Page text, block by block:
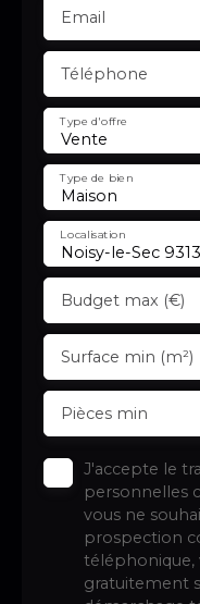
Email
Téléphone
Vente
Type d'offre
Maison
Type de bien
Noisy-le-Sec
Localisation
Budget max (€)
Surface min (m²)
Pièces min
J'accepte le
personnelles
vous ne
prospection
téléphonique,
gratuitement